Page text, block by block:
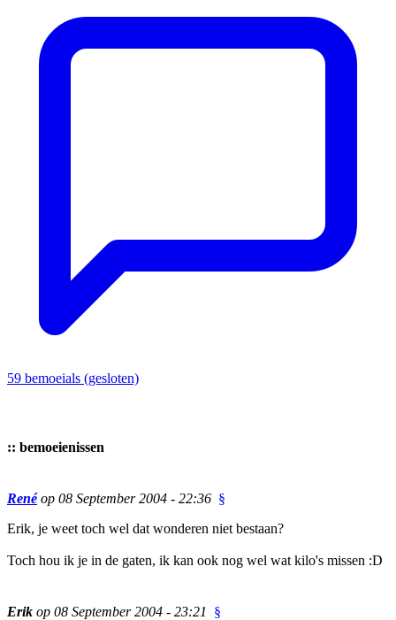
59 bemoeials (gesloten)
:: bemoeienissen
René op 08 September 2004 - 22:36 §
Erik, je weet toch wel dat wonderen niet bestaan?
Toch hou ik je in de gaten, ik kan ook nog wel wat kilo's missen :D
Erik op 08 September 2004 - 23:21
§